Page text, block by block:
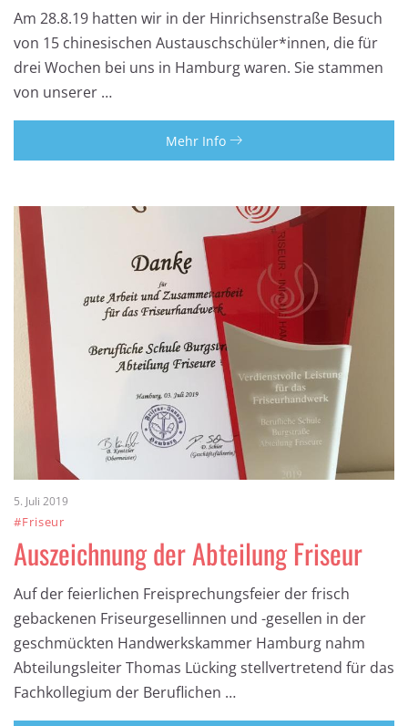
Am 28.8.19 hatten wir in der Hinrichsenstraße Besuch
von 15 chinesischen Austauschschüler*innen, die für
drei Wochen bei uns in Hamburg waren. Sie stammen
von unserer …
Mehr Info
5. Juli 2019
#Friseur
Auszeichnung der Abteilung Friseur
Auf der feierlichen Freisprechungsfeier der frisch
gebackenen Friseurgesellinnen und -gesellen in der
geschmückten Handwerkskammer Hamburg nahm
Abteilungsleiter Thomas Lücking stellvertretend für das
Fachkollegium der Beruflichen …